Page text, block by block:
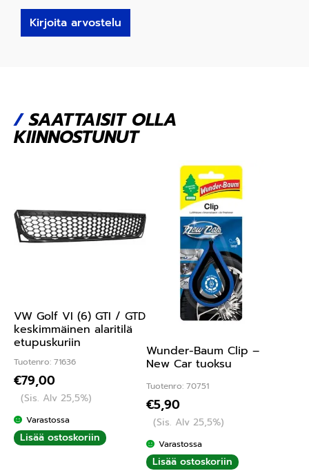
Kirjoita arvostelu
/SAATTAISIT OLLA
KIINNOSTUNUT
VW Golf VI (6) GTI / GTD
keskimmäinen alaritilä
etupuskuriin
Tuotenro: 71636
€79,00
(Sis. Alv 25,5%)
Varastossa
Lisää ostoskoriin
Wunder-Baum Clip –
New Car tuoksu
Tuotenro: 70751
€5,90
(Sis. Alv 25,5%)
Varastossa
Lisää ostoskoriin